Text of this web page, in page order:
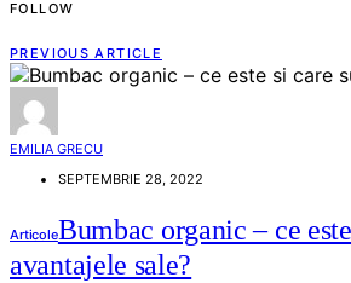
FOLLOW
PREVIOUS ARTICLE
EMILIA GRECU
SEPTEMBRIE 28, 2022
ArticoleBumbac organic – ce
avantajele sale?